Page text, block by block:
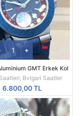
GMT Erkek Kol
Saati
, Bvlgari Saatler
6.800,00TL